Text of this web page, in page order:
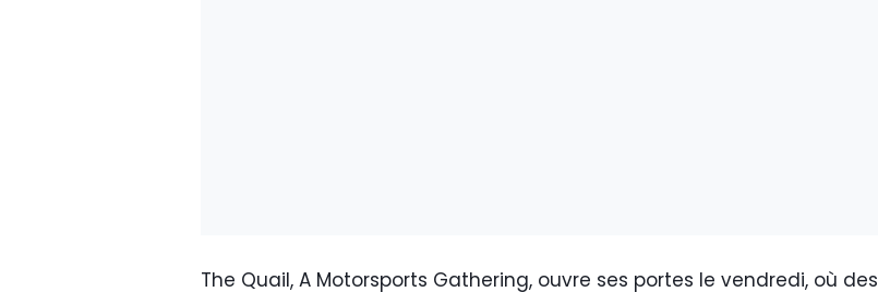
The Quail, A Motorsports Gathering, ouvre ses portes le vendredi, où des